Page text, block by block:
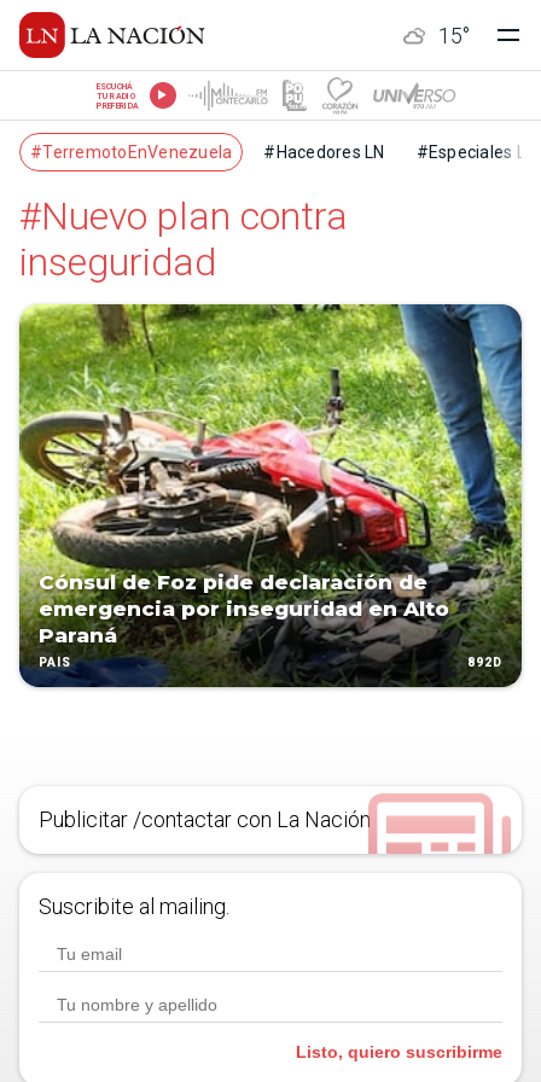
15°
ESCUCHÁ
TU RADIO
PREFERIDA
#TerremotoEnVenezuela #Hacedores LN #Especiales LN
#Nuevo plan contra
inseguridad
Cónsul de Foz pide declaración de
emergencia por inseguridad en Alto
Paraná
PAÍS 892D
Publicitar /contactar con La Nación
Suscribite al mailing.
Listo, quiero suscribirme